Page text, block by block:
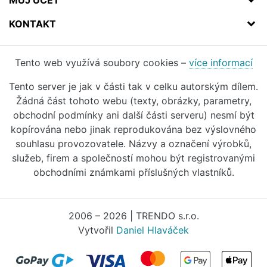
KONTAKT
Tento web využívá soubory cookies – více informací
Tento server je jak v části tak v celku autorským dílem.
Žádná část tohoto webu (texty, obrázky, parametry,
obchodní podmínky ani další části serveru) nesmí být
kopírována nebo jinak reprodukována bez výslovného
souhlasu provozovatele. Názvy a označení výrobků,
služeb, firem a společností mohou být registrovanými
obchodními známkami příslušných vlastníků.
2006 – 2026 | TRENDO s.r.o.
Vytvořil Daniel Hlaváček